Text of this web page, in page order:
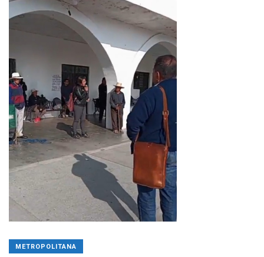
METROPOLITANA